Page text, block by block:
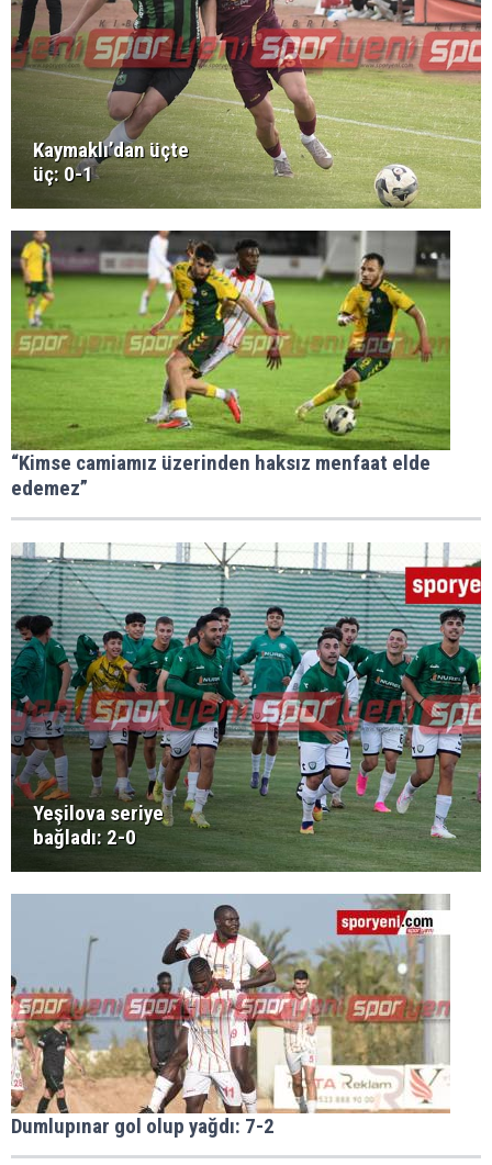
Kaymaklı’dan üçte
üç: 0-1
“Kimse camiamız üzerinden haksız menfaat elde
edemez”
Yeşilova seriye
bağladı: 2-0
Dumlupınar gol olup yağdı: 7-2